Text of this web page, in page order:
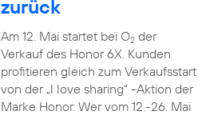
zurück
Am 12. Mai startet bei O2der
Verkauf des Honor 6X. Kunden
profitieren gleich zum Verkaufsstart
von der „I love sharing“ -Aktion der
Marke Honor. Wer vom 12.-26. Mai